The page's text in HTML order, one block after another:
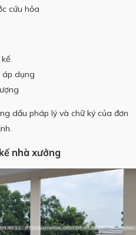
cứu hỏa
áp dụng
dấu pháp lý và chữ ký của đơn
nhà xưởng